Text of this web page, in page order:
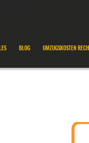
BLOG UMZUGSKOSTEN